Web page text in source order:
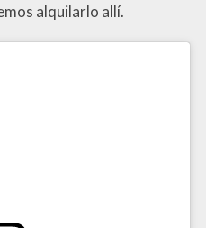
alquilarlo allí.